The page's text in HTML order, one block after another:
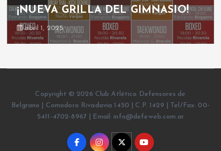
¡NUEVA GRILLA DEL GIMNASIO!
abril 1, 2025
Copyright © 2026 Club Atlético Defensores de
Belgrano | Comodoro Rivadavia 1450 | C.P. 1429 | Tel/Fax: 00-
5411-4702-8967 | Email: info@defeweb.com.ar